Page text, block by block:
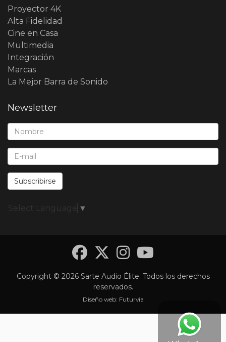
Proyector 4K
Alta Fidelidad
Cine en Casa
Multimedia
Integración
Marcas
La Mejor Barra de Sonido
Newsletter
Nombre*:
E-Mail*:
Subscribirse
Select Language ▼
Facebook
Twitter
Copyright © 2026 Sarte Audio Élite. Todos los derechos
reservados.
Diseño web: Futurvia